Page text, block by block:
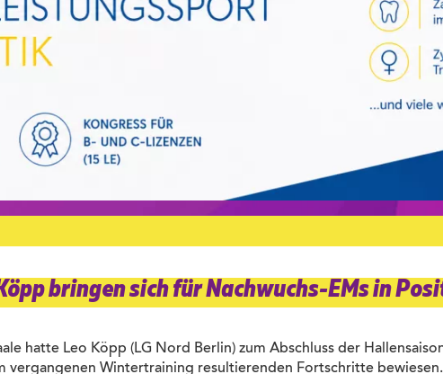
bringen sich für Nachwuchs-EMs in
hatte Leo Köpp (LG Nord Berlin) zum Abschluss der
vergangenen Wintertraining resultierenden Fortschritte